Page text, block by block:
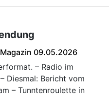
09.05.2026
– Radio im
Diesmal: Bericht vom
– Tunntenroulette in